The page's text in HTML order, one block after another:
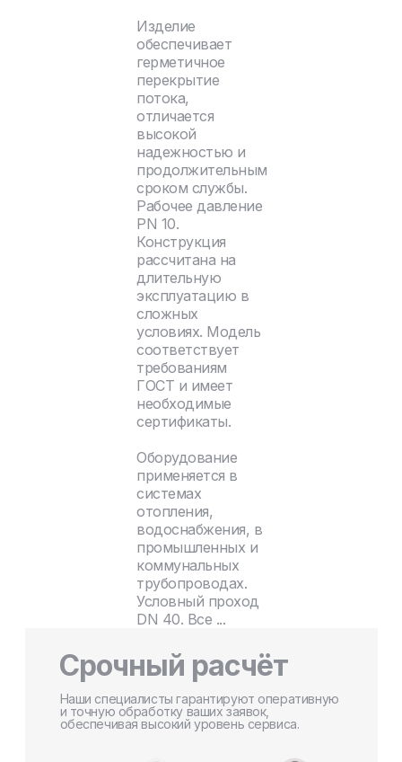
Изделие
обеспечивает
герметичное
перекрытие
потока,
отличается
высокой
надежностью и
продолжительным
сроком службы.
Рабочее давление
PN 10.
Конструкция
рассчитана на
длительную
эксплуатацию в
сложных
условиях. Модель
соответствует
требованиям
ГОСТ и имеет
необходимые
сертификаты.
Оборудование
применяется в
системах
отопления,
водоснабжения, в
промышленных и
коммунальных
трубопроводах.
Условный проход
DN 40. Все ...
Срочный расчёт
Наши специалисты гарантируют оперативную
и точную обработку ваших заявок,
обеспечивая высокий уровень сервиса.